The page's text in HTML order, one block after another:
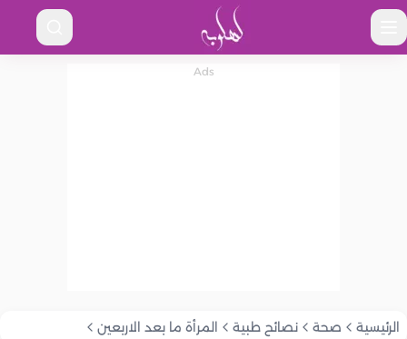
الرئيسية صحة نصائح طبية المرأة ما بعد الاربعين